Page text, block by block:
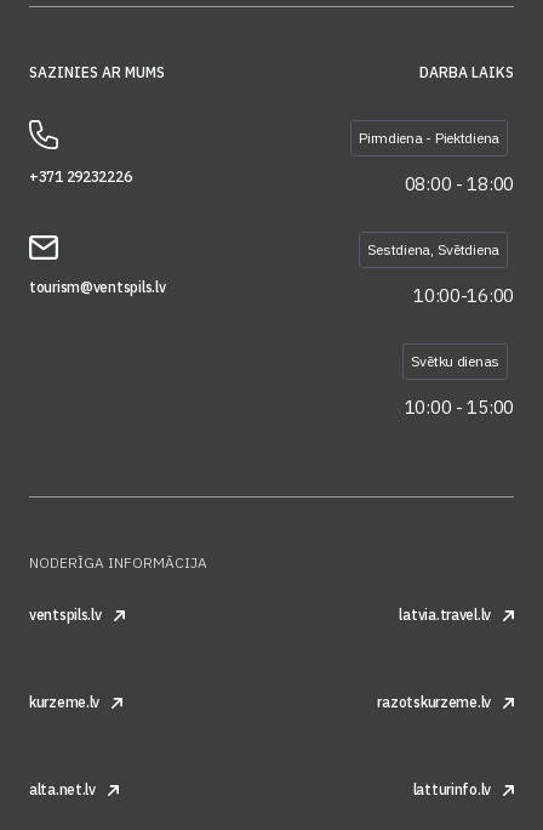
SAZINIES AR MUMS
+371 29232226
tourism@ventspils.lv
DARBA LAIKS
Pirmdiena - Piektdiena
08:00 - 18:00
Sestdiena, Svētdiena
10:00-16:00
Svētku dienas
10:00 - 15:00
NODERĪGA INFORMĀCIJA
ventspils.lv latvia.travel.lv
kurzeme.lv razotskurzeme.lv
alta.net.lv latturinfo.lv